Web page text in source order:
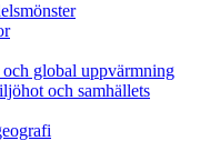
global uppvärmning
och samhällets